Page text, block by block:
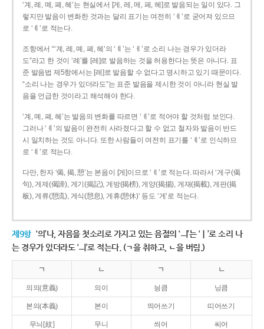
‘계, 례, 몌, 폐, 혜’는 현실에서 [게, 레, 메, 페, 헤]로 발음되는 일이 있다. 그
렇지만 발음이 변화한 것과는 달리 표기는 여전히 ‘ㅖ’로 굳어져 있으므
로 ‘ㅖ’로 적는다.
조항에서 “‘계, 례, 몌, 폐, 혜’의 ‘ㅖ’는 ‘ㅔ’로 소리 나는 경우가 있더라
도”라고 한 것이 ‘례’를 [레]로 발음하는 것을 허용한다는 뜻은 아니다. 표
준 발음법 제5항에서는 [레]로 발음할 수 없다고 명시하고 있기 때문이다.
“소리 나는 경우가 있더라도”는 표준 발음을 제시한 것이 아니라 현실 발
음을 언급한 것이라고 해석해야 한다.
‘계, 몌, 폐, 혜’는 발음의 변화를 따르면 ‘ㅔ’로 적어야 할 것처럼 보인다.
그러나 ‘ㅖ’의 발음이 완전히 사라졌다고 할 수 없고 철자와 발음이 반드
시 일치하는 것도 아니다. 또한 사람들이 여전히 표기를 ‘ㅖ’로 인식하므
로 ‘ㅖ’로 적는다.
다만, 한자 ‘偈, 揭, 憩’는 본음이 [게]이므로 ‘ㅔ’로 적는다. 따라서 ‘게구(偈
句), 게제(偈諦), 게기(揭記), 게방(揭榜), 게양(揭揚), 게재(揭載), 게판(揭
板), 게류(憩流), 게식(憩息), 게휴(憩休)’ 등도 ‘게’로 적는다.
제9항 ‘의’나, 자음을 첫소리로 가지고 있는 음절의 ‘ㅢ’는 ‘ㅣ’로 소리 나
는 경우가 있더라도 ‘ㅢ’로 적는다. (ㄱ을 취하고, ㄴ을 버림.)
ㄱ ㄴ ㄱ ㄴ
의의(意義) 의이 닁큼 닝큼
본의(本義) 본이 띄어쓰기 띠어쓰기
무늬[紋] 무니 씌어 씨어